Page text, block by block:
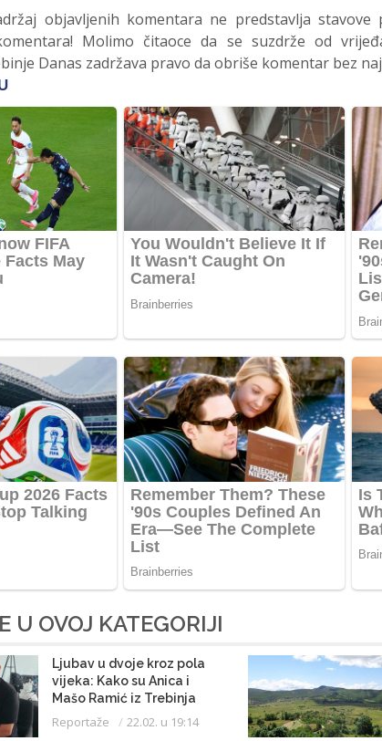
objavljenih komentara ne predstavlja
Molimo čitaoce da se suzdrže od
Danas zadržava pravo da obriše komentar bez
U OVOJ KATEGORIJI
Ljubav u dvoje kroz pola
vijeka: Kako su Anica i
Mašo Ramić iz Trebinja
čuvali svoju priču punih 50
godina
Reportaže 22.02. u 19:14